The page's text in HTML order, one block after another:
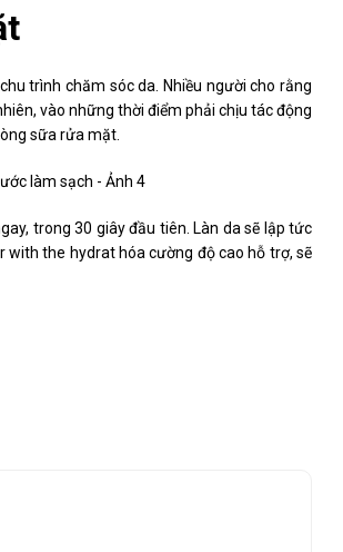
trình chăm sóc da. Nhiều người cho rằng
vào những thời điểm phải chịu tác động
sữa rửa mặt.
trong 30 giây đầu tiên. Làn da sẽ lập tức
with the hydrat hóa cường độ cao hỗ trợ, sẽ